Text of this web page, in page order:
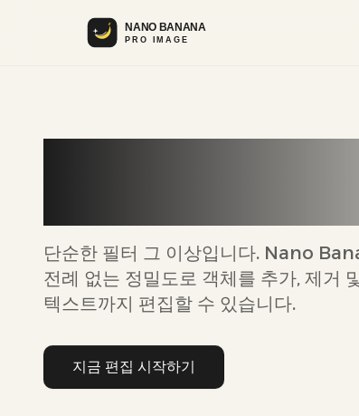
단순한 필터 그 이상입니다. Nano
전례 없는 정밀도로 객체를 추가, 제거
텍스트까지 편집할 수 있습니다.
지금 편집 시작하기